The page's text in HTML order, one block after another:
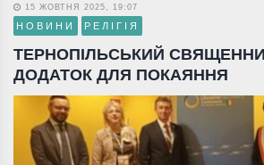
15 ЖОВТНЯ 2025, 19:07
НОВИНИ РЕЛІГІЯ
ТЕРНОПІЛЬСЬКИЙ
ДОДАТОК ДЛЯ ПОКАЯННЯ